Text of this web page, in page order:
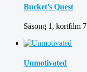
Bucket’s Quest
Säsong 1, kortfilm 7
Unmotivated